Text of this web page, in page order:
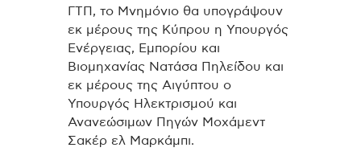
ΓΤΠ, το Μνημόνιο θα υπογράψουν
εκ μέρους της Κύπρου η Υπουργός
Ενέργειας, Εμπορίου και
Βιομηχανίας Νατάσα Πηλείδου και
εκ μέρους της Αιγύπτου ο
Υπουργός Ηλεκτρισμού και
Ανανεώσιμων Πηγών Μοχάμεντ
Σακέρ ελ Μαρκάμπι.